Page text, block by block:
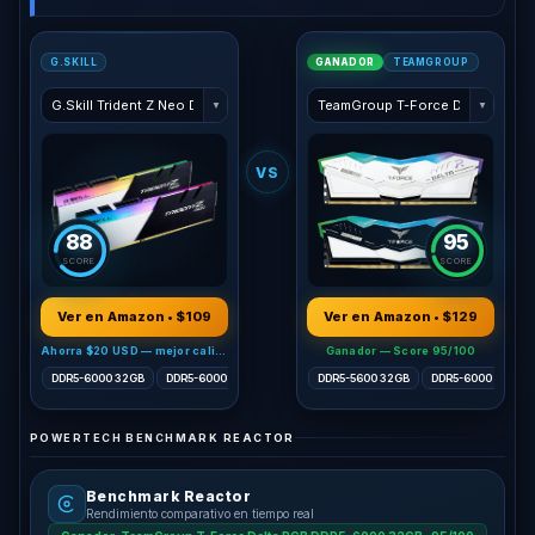
G.SKILL
▼
88
SCORE
Ver en Amazon • $109
DDR5-6000 32GB DDR5-6000 32GB DDR5-5600 32GB DDR5-6000 32GB
VS
GANADOR TEAMGROUP
▼
95
SCORE
Ver en Amazon • $129
Ganador — Score 95/100
DDR5-5600 32GB DDR5-6000 32GB
POWERTECH BENCHMARK REACTOR
Benchmark Reactor
Rendimiento comparativo en tiempo real